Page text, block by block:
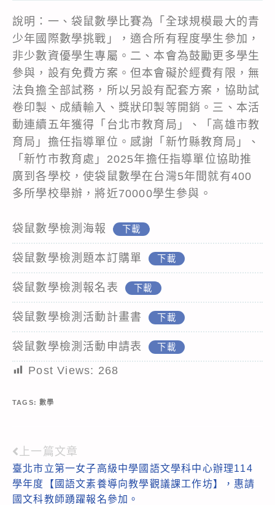
說明：一、袋鼠數學比賽為「全球規模最大的青
少年國際數學挑戰」，適合所有程度學生參加，
非少數資優學生專屬。二、本會為鼓勵更多學生
參與，設有免費方案。但本會礙於經費有限，無
法負擔全部試務，所以另設有配套方案，協助試
卷印製、成績輸入、獎狀印製等開銷。三、本活
動連續五年獲得「台北市教育局」、「高雄市教
育局」擔任指導單位。感謝「新竹縣教育局」、
「新竹市教育處」2025年擔任指導單位協助推
廣到各學校，使袋鼠數學在台灣5年間就有400
多所學校舉辦，將近70000學生參與。
袋鼠數學檢測海報 下載
袋鼠數學檢測題本訂購單 下載
袋鼠數學檢測報名表 下載
袋鼠數學檢測活動計畫書 下載
袋鼠數學檢測活動申請表 下載
Post Views: 268
TAGS:數學
Read
more
articles
上一篇文章
臺北市立第一女子高級中學國語文學科中心辦理114
學年度【國語文素養導向教學觀議課工作坊】，惠請
國文科教師踴躍報名參加。